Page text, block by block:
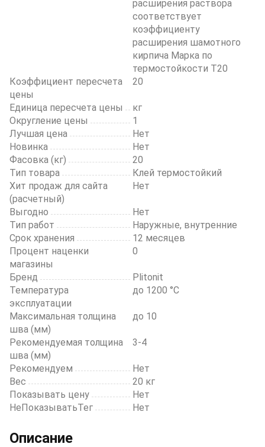
расширения раствора
соответствует
коэффициенту
расширения шамотного
кирпича Марка по
термостойкости Т20
Коэффициент пересчета
цены
20
Единица пересчета цены
кг
Округление цены
1
Лучшая цена
Нет
Новинка
Нет
Фасовка (кг)
20
Тип товара
Клей термостойкий
Хит продаж для сайта
(расчетный)
Нет
Выгодно
Нет
Тип работ
Наружные, внутренние
Срок хранения
12 месяцев
Процент наценки
магазины
0
Бренд
Plitonit
Температура
эксплуатации
до 1200 °С
Максимальная толщина
шва (мм)
до 10
Рекомендуемая толщина
шва (мм)
3-4
Рекомендуем
Нет
Вес
20 кг
Показывать цену
Нет
НеПоказыватьТег
Нет
Описание